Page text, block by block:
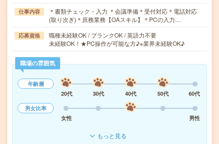
仕事内容
＊書類チェック・入力 ＊会議準備＊受付対応＊電話対応
(取り次ぎ)＊庶務業務【OAスキル】＊PCの入力…
応募資格
職種未経験OK / ブランクOK / 英語力不要
未経験OK！★PC操作が可能な方♪※業界未経験OK♪
職場の雰囲気
年齢層
20代
30代 40代 50代
60代
男女比率
女性
男性
もっと見る